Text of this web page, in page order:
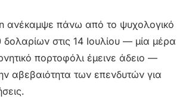
ανέκαμψε πάνω από το ψυχολογικό
στις 14 Ιουλίου — μία μέρα
πορτοφόλι έμεινε άδειο —
αβεβαιότητα των επενδυτών για